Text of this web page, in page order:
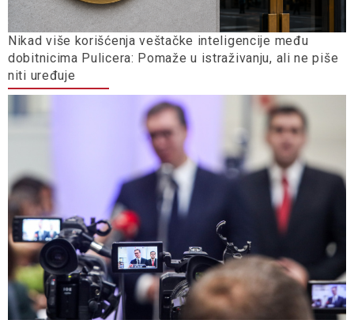
Nikad više korišćenja veštačke inteligencije među
dobitnicima Pulicera: Pomaže u istraživanju, ali ne piše
niti uređuje